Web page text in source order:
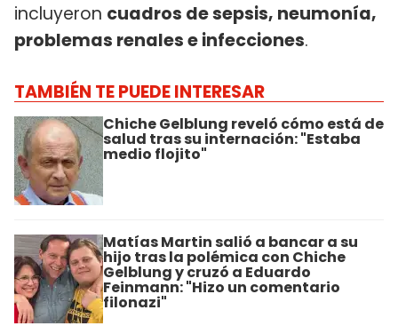
incluyeron cuadros de sepsis, neumonía,
problemas renales e infecciones.
TAMBIÉN TE PUEDE INTERESAR
Chiche Gelblung reveló cómo está de
salud tras su internación: "Estaba
medio flojito"
Matías Martin salió a bancar a su
hijo tras la polémica con Chiche
Gelblung y cruzó a Eduardo
Feinmann: "Hizo un comentario
filonazi"